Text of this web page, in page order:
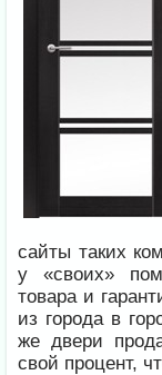
сайты таких
у «своих»
товара и
из города в
же двери
свой процент,